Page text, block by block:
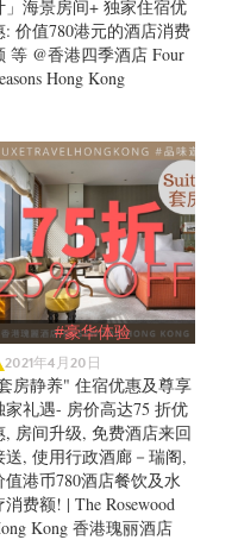
」海景房间+ 独家住宿优
: 价值780港元的酒店消费
等 @香港四季酒店 Four
Hong Kong
#豪华体验
2021年4月20日
房静养" 住宿优惠及尊享
家礼遇- 房价高达75 折优
, 房间升级, 免费酒店来回
送, 使用行政酒廊－瑞阁,
值港币780酒店餐饮及水
消费额! | The Rosewood
Kong 香港瑰丽酒店